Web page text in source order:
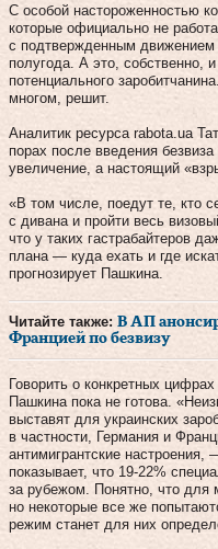
С особой настороженностью
которые официально не
с подтвержденным движением
полугода. А это, собственно,
потенциального
многом, решит.
Аналитик ресурса rabota.ua
порах после введения
увеличение, а настоящий
«В том числе, поедут те, кто
с дивана и пройти весь
что у таких гастрабайтеров
плана — куда ехать и где
прогнозирует Пашкина.
Читайте также: В АП
Францией по безвизу
Говорить о конкретных
Пашкина пока не готова.
выставят для украинских
в частности, Германия и
антимигрантские
показывает, что 19-22%
за рубежом. Понятно, что для
но некоторые все же
режим станет для них